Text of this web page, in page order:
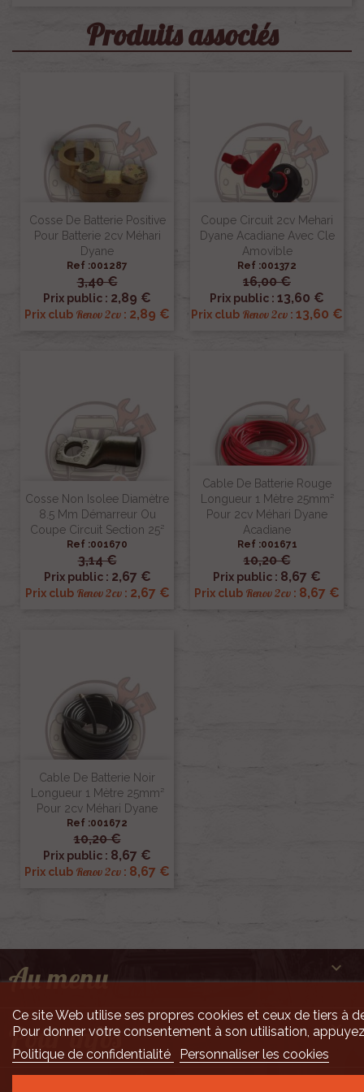
Produits associés
Cosse De Batterie Positive
Pour Batterie 2cv Méhari
Dyane
Ref :001287
3,40 €
Prix public : 2,89 €
Prix club Renov 2cv : 2,89 €
Coupe Circuit 2cv Mehari
Dyane Acadiane Avec Cle
Amovible
Ref :001372
16,00 €
Prix public : 13,60 €
Prix club Renov 2cv : 13,60 €
Cosse Non Isolee Diamètre
8.5 Mm Démarreur Ou
Coupe Circuit Section 25²
Ref :001670
3,14 €
Prix public : 2,67 €
Prix club Renov 2cv: 2,67 €
Cable De Batterie Rouge
Longueur 1 Mètre 25mm²
Pour 2cv Méhari Dyane
Acadiane
Ref :001671
10,20 €
Prix public : 8,67 €
Prix club Renov 2cv : 8,67 €
Cable De Batterie Noir
Longueur 1 Mètre 25mm²
Pour 2cv Méhari Dyane
Ref :001672
10,20 €
Prix public : 8,67 €
Prix club Renov 2cv : 8,67 €
Au menu 
Pour infos 
Ce site Web utilise ses propres cookies et ceux de tiers à
Pour donner votre consentement à son utilisation,
Politique de confidentialité
Personnaliser les cookies